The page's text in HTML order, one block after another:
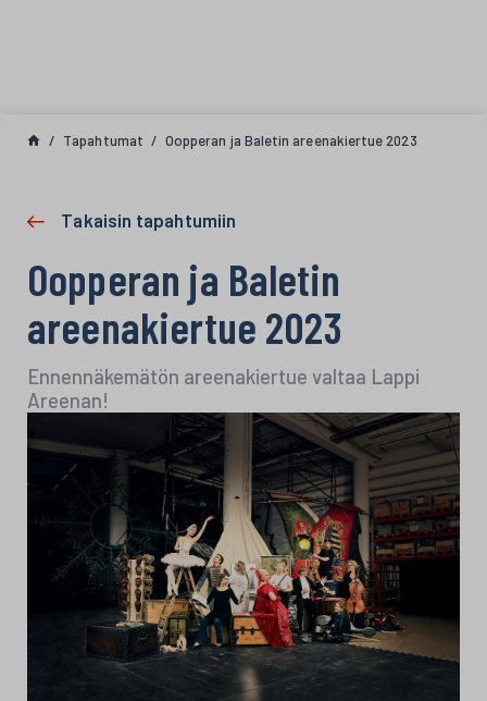
Tapahtumat Oopperan ja Baletin areenakiertue 2023
Takaisin tapahtumiin
Oopperan ja Baletin
areenakiertue 2023
Ennennäkemätön areenakiertue valtaa Lappi
Areenan!